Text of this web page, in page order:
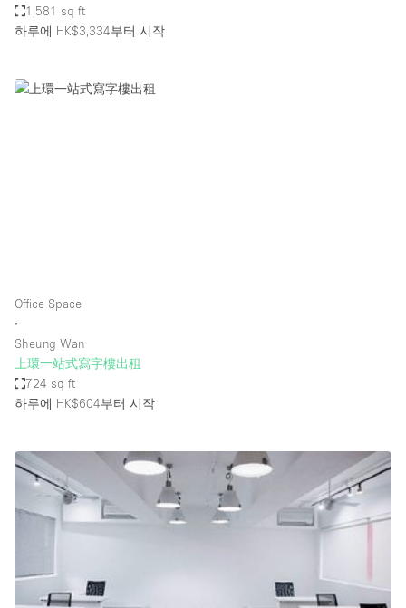
Mansion / House
Meeting Space
Unique Space
Warehouse
공간 기능
Air Conditioning
Animals Friendly
Bathroom
1,581 sq ft
하루에 HK$3,334부터 시작
Office Space
∙
Sheung Wan
上環一站式寫字樓出租
724 sq ft
하루에 HK$604부터 시작